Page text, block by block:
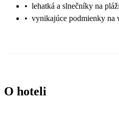
• lehatká a slnečníky na
• vynikajúce podmienky na
O hoteli